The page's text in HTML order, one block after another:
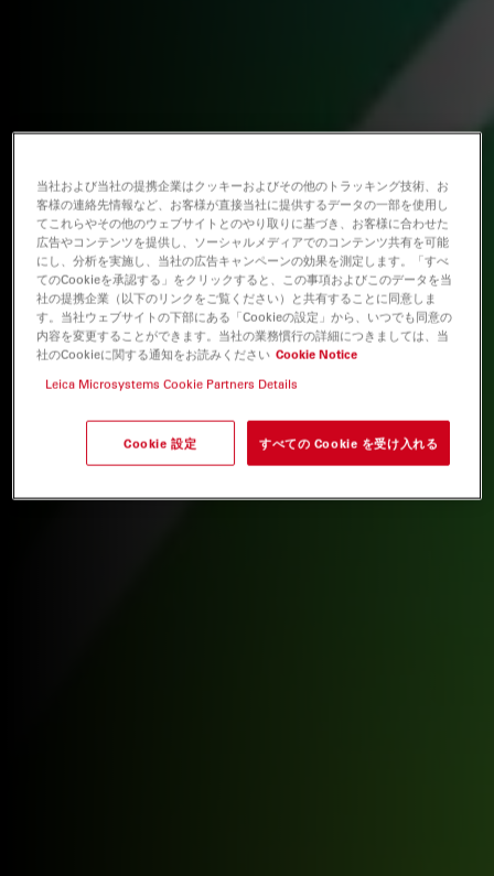
当社および当社の提携企業はクッキーおよびその他のトラッキング技術、お
客様の連絡先情報など、お客様が直接当社に提供するデータの一部を使用し
てこれらやその他のウェブサイトとのやり取りに基づき、お客様に合わせた
広告やコンテンツを提供し、ソーシャルメディアでのコンテンツ共有を可能
にし、分析を実施し、当社の広告キャンペーンの効果を測定します。「すべ
てのCookieを承認する」をクリックすると、この事項およびこのデータを当
社の提携企業（以下のリンクをご覧ください）と共有することに同意しま
す。当社ウェブサイトの下部にある「Cookieの設定」から、いつでも同意の
内容を変更することができます。当社の業務慣行の詳細につきましては、当
社のCookieに関する通知をお読みください Cookie Notice
Leica Microsystems Cookie Partners Details
Cookie 設定 すべての Cookie を受け入れる